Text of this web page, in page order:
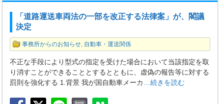
「道路運送車両法の一部を改正する法律案」が、閣議
決定
事務所からのお知らせ 自動車・運送関係
不正な手段により型式の指定を受けた場合において当該指定を取
り消すことができることとするとともに、虚偽の報告等に対する
罰則を強化する 1.背景 我が国自動車メーカ
…続きを読む